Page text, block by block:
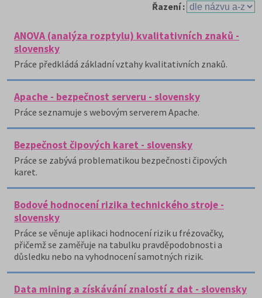
Řazení :
ANOVA (analýza rozptylu) kvalitativních znaků -
slovensky
Práce předkládá základní vztahy kvalitativních znaků.
Apache - bezpečnost serveru - slovensky
Práce seznamuje s webovým serverem Apache.
Bezpečnost čipových karet - slovensky
Práce se zabývá problematikou bezpečnosti čipových
karet.
Bodové hodnocení rizika technického stroje -
slovensky
Práce se věnuje aplikaci hodnocení rizik u frézovačky,
přičemž se zaměřuje na tabulku pravděpodobnosti a
důsledku nebo na vyhodnocení samotných rizik.
Data mining a získávání znalostí z dat - slovensky